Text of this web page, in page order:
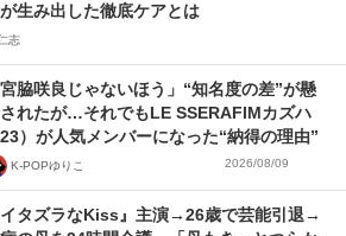
生み出した徹底ケアとは
志
宮脇咲良じゃないほう」“知名度の差”が懸
れたが…それでもLE SSERAFIMカズハ
23）が人気メンバーになった“納得の理由”
K-POPゆりこ 2026/08/09
イタズラなKiss』主演→26歳で芸能引退→